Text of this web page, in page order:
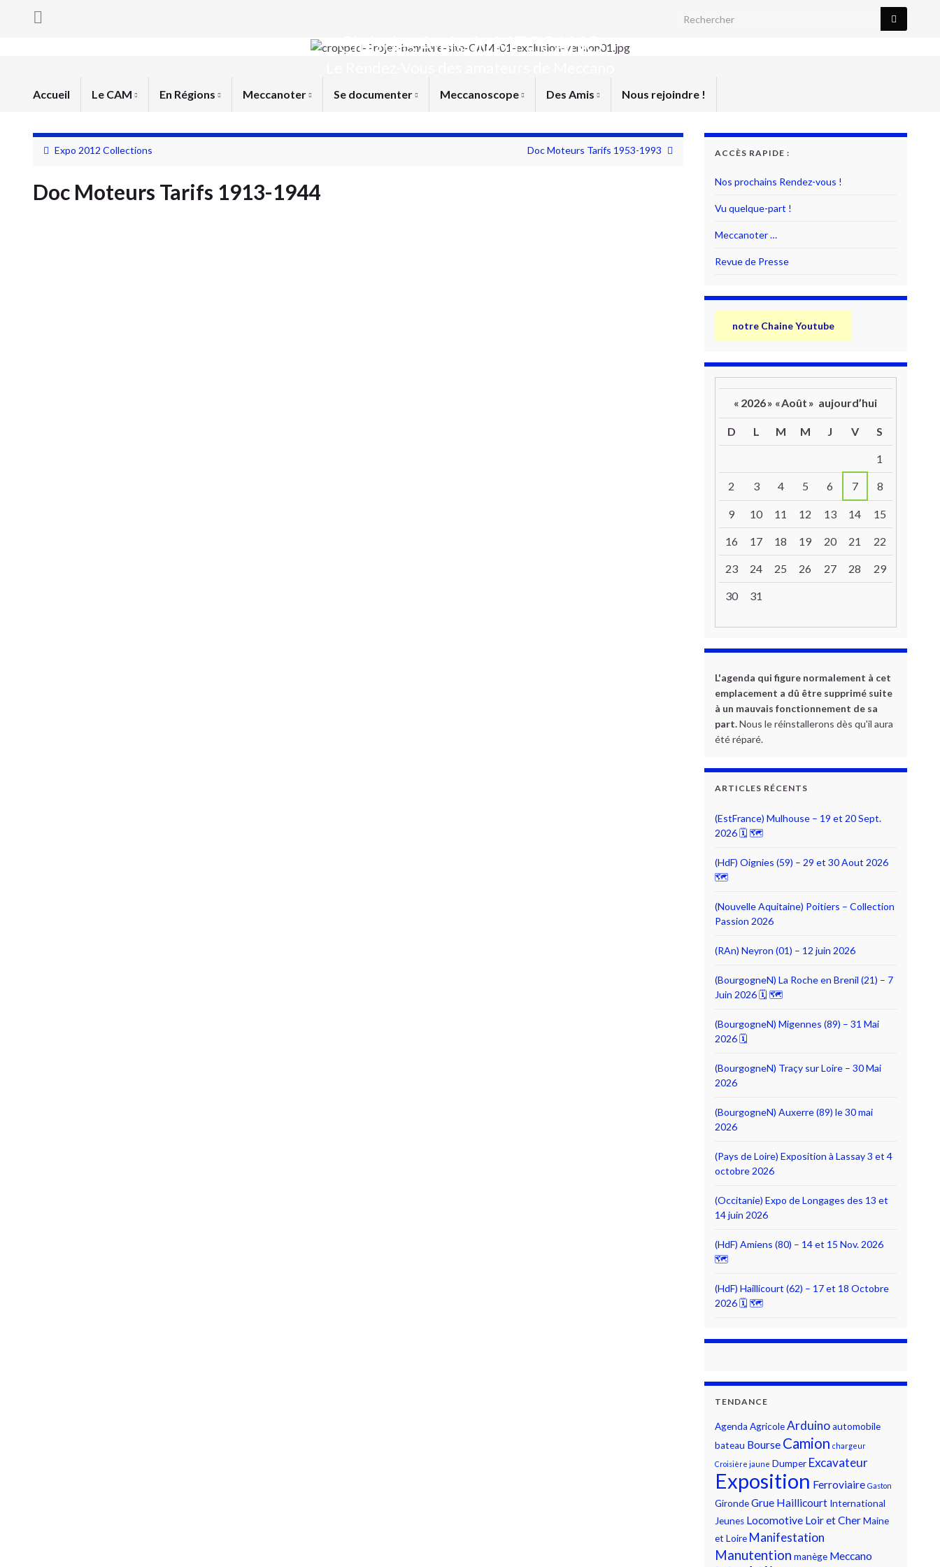
Search for:
Club des Amis du MECCANO
Accueil Le CAM En Régions Meccanoter Se documenter Meccanoscope Des Amis Nous rejoindre !
Expo 2012 Collections Doc Moteurs Tarifs 1953-1993
Doc Moteurs Tarifs 1913-1944
ACCÈS RAPIDE :
Nos prochains Rendez-vous !
Vu quelque-part !
Meccanoter …
Revue de Presse
notre Chaine Youtube
« 2026» «Août » aujourd’hui
D L M M J V S
1
2 3 4 5 6 7 8
9 10 11 12 13 14 15
16 17 18 19 20 21 22
23 24 25 26 27 28 29
30 31
L'agenda qui figure normalement à cet
emplacement a dû être supprimé suite
à un mauvais fonctionnement de sa
part.Nous le réinstallerons dès qu'il aura
été réparé.
ARTICLES RÉCENTS
(EstFrance) Mulhouse – 19 et 20 Sept.
2026 🗓 🗺
(HdF) Oignies (59) – 29 et 30 Aout 2026
🗺
(Nouvelle Aquitaine) Poitiers – Collection
Passion 2026
(RAn) Neyron (01) – 12 juin 2026
(BourgogneN) La Roche en Brenil (21) – 7
Juin 2026 🗓 🗺
(BourgogneN) Migennes (89) – 31 Mai
2026 🗓
(BourgogneN) Traçy sur Loire – 30 Mai
2026
(BourgogneN) Auxerre (89) le 30 mai
2026
(Pays de Loire) Exposition à Lassay 3 et 4
octobre 2026
(Occitanie) Expo de Longages des 13 et
14 juin 2026
(HdF) Amiens (80) – 14 et 15 Nov. 2026
🗺
(HdF) Haillicourt (62) – 17 et 18 Octobre
2026 🗓 🗺
TENDANCE
Agenda AgricoleArduinoautomobile
bateau Bourse Camion chargeur
Croisière jaune Dumper Excavateur
Exposition Ferroviaire Gaston
GirondeGrue Haillicourt International
Jeunes Locomotive Loir et CherMaine
et Loire Manifestation
Manutention manège Meccano